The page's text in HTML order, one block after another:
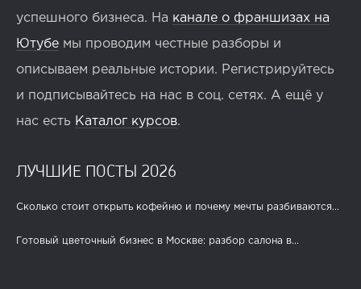
успешного бизнеса. На канале о франшизах на
Ютубе мы проводим честные разборы и
описываем реальные истории. Регистрируйтесь
и подписывайтесь на нас в соц. сетях. А ещё у
нас есть Каталог курсов.
ЛУЧШИЕ ПОСТЫ 2026
Сколько стоит открыть кофейню и почему мечты разбиваются...
Готовый цветочный бизнес в Москве: разбор салона в...